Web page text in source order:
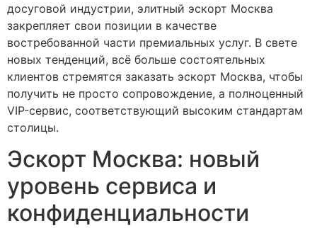
досуговой индустрии, элитный эскорт Москва
закрепляет свои позиции в качестве
востребованной части премиальных услуг. В свете
новых тенденций, всё больше состоятельных
клиентов стремятся заказать эскорт Москва, чтобы
получить не просто сопровождение, а полноценный
VIP-сервис, соответствующий высоким стандартам
столицы.
Эскорт Москва: новый
уровень сервиса и
конфиденциальности